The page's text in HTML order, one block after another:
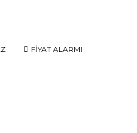
FİYAT ALARMI